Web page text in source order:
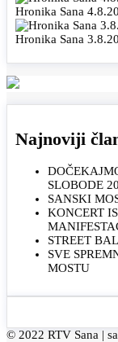
Hronika Sana
Hronika Sana
Najnoviji
SLOBODE
SANSKI
KONCERT
STREET
SVE
MOSTU
© 2022 RTV Sana |